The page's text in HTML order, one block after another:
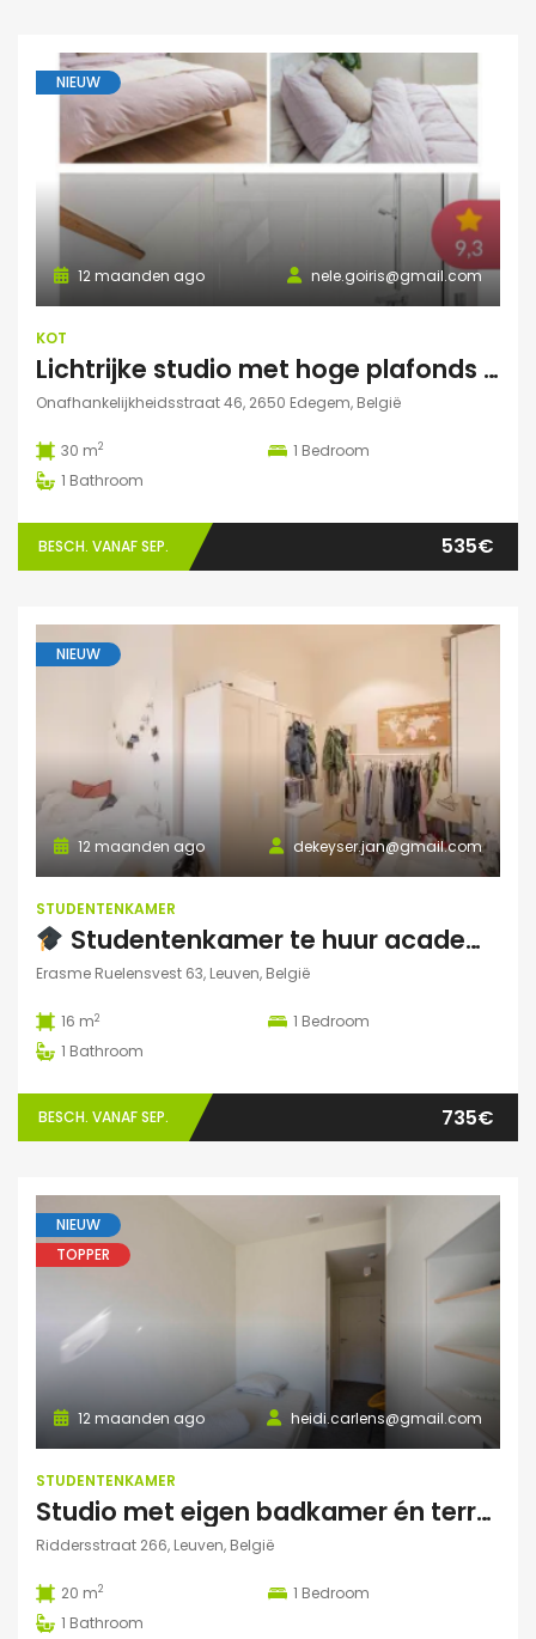
NIEUW
nele.goiris@gmail.com
12 maanden ago
KOT
Lichtrijke studio met hoge plafonds in Edegem
Onafhankelijkheidsstraat 46, 2650 Edegem, België
30 m2 1 Bedroom
1 Bathroom
BESCH. VANAF SEP. 535€
NIEUW
dekeyser.jan@gmail.com
12 maanden ago
STUDENTENKAMER
Studentenkamer te huur academiejaar 2025-2026 – Ruelensvest 63, Leuven (Naamsepoort)
Erasme Ruelensvest 63, Leuven, België
16 m2 1 Bedroom
1 Bathroom
BESCH. VANAF SEP. 735€
NIEUW
TOPPER
heidi.carlens@gmail.com
12 maanden ago
STUDENTENKAMER
Studio met eigen badkamer én terrasje
Riddersstraat 266, Leuven, België
20 m2 1 Bedroom
1 Bathroom